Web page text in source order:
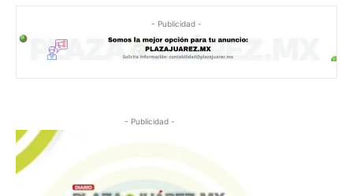
- Publicidad -
- Publicidad -